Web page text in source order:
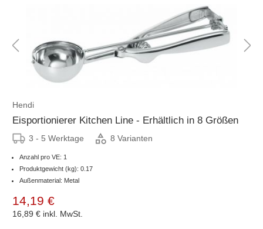
Hendi
Eisportionierer Kitchen Line - Erhältlich in 8 Größen
3 - 5 Werktage 8 Varianten
Anzahl pro VE: 1
Produktgewicht (kg): 0.17
Außenmaterial: Metal
14,19 €
16,89 € inkl. MwSt.